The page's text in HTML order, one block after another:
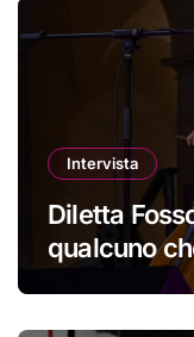
Intervista
Diletta
qualcuno